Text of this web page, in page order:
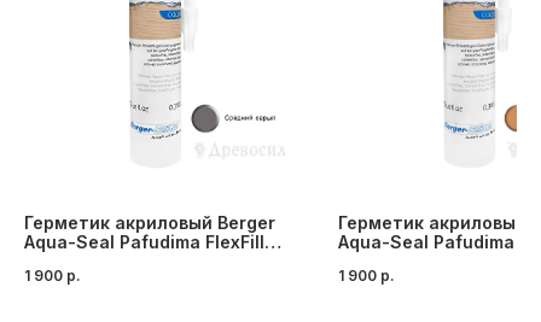
Герметик акриловый Berger
Aqua-Seal Pafudima FlexFill
1 900 р.
Герметик акриловый
Aqua-Seal Pafudima
каштан)
1 900 р.